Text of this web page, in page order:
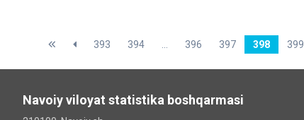
393 394 396 397 398 399
Navoiy viloyat statistika boshqarmasi